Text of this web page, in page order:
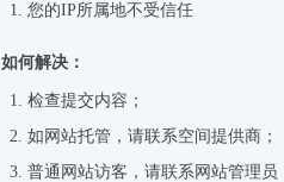
您的IP所属地不受信任
如何解决：
检查提交内容；
如网站托管，请联系空间提供商；
普通网站访客，请联系网站管理员